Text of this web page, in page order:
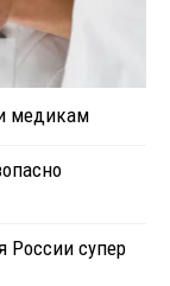
медикам
России супер